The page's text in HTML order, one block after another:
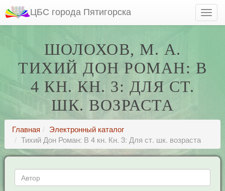
ЦБС города Пятигорска
ШОЛОХОВ, М. А.
ТИХИЙ ДОН РОМАН: В
4 КН. КН. 3: ДЛЯ СТ.
ШК. ВОЗРАСТА
Главная
Электронный каталог
Тихий Дон Роман: В 4 кн. Кн. 3: Для ст. шк. возраста